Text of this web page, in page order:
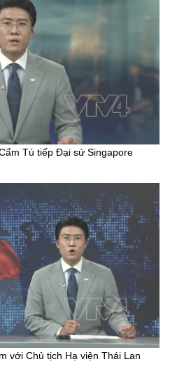
Tú tiếp Đại sứ Singapore
với Chủ tịch Hạ viện Thái Lan